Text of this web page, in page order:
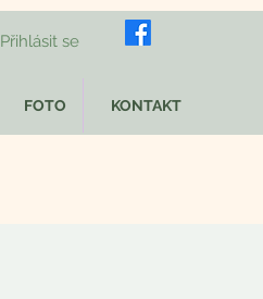
Přihlásit se
FOTO KONTAKT